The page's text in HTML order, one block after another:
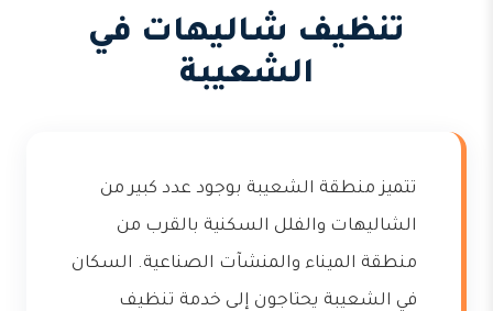
تنظيف شاليهات في
الشعيبة
تتميز منطقة الشعيبة بوجود عدد كبير من
الشاليهات والفلل السكنية بالقرب من
منطقة الميناء والمنشآت الصناعية. السكان
في الشعيبة يحتاجون إلى خدمة تنظيف